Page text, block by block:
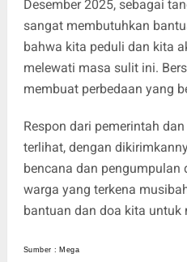
Desember 2025, sebagai
sangat membutuhkan
bahwa kita peduli dan kita
melewati masa sulit ini.
membuat perbedaan yang
Respon dari pemerintah
terlihat, dengan
bencana dan
warga yang terkena
bantuan dan doa kita untuk
Sumber : Mega